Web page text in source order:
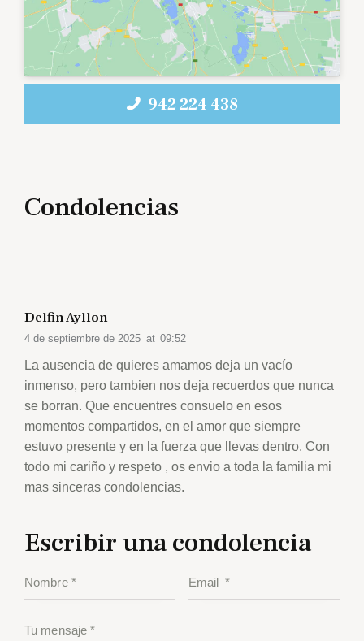
942 224 438
Condolencias
Delfin Ayllon
4 de septiembre de 2025 at 09:52
La ausencia de quieres amamos deja un vacío
inmenso, pero tambien nos deja recuerdos que nunca
se borran. Que encuentres consuelo en esos
momentos compartidos, en el amor que siempre
estuvo presente y en la fuerza que llevas dentro. Con
todo mi cariño y respeto , os envio a toda la familia mi
mas sinceras condolencias.
Escribir una condolencia